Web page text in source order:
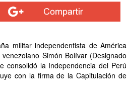
militar independentista de América
Simón Bolívar (Designado
consolidó la Independencia del Perú
con la firma de la Capitulación de